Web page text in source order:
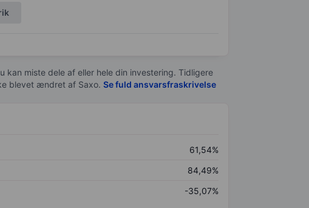
miste dele af eller hele din investering. Tidligere
blevet ændret af Saxo. Se fuld ansvarsfraskrivelse
61,54%
84,49%
-35,07%